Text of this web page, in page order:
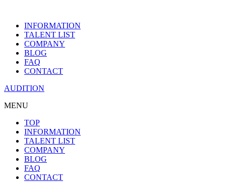
INFORMATION
TALENT LIST
COMPANY
BLOG
FAQ
CONTACT
AUDITION
MENU
TOP
INFORMATION
TALENT LIST
COMPANY
BLOG
FAQ
CONTACT